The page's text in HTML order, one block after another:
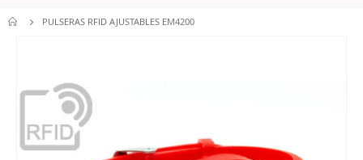
PULSERAS RFID AJUSTABLES EM4200
de
galería
de